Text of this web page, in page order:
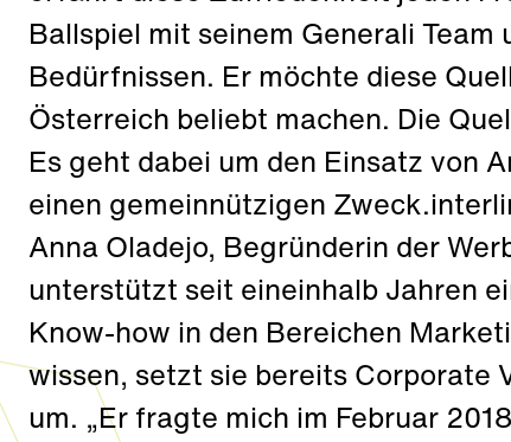
Ballspiel mit seinem Generali
Bedürfnissen. Er möchte diese
Österreich beliebt machen. Die
Es geht dabei um den Einsatz von
einen gemeinnützigen
Anna Oladejo, Begründerin der
unterstützt seit eineinhalb Jahren
Know-how in den Bereichen
wissen, setzt sie bereits Corporate
um. „Er fragte mich im Februar